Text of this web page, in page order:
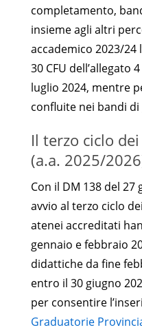
completamento,
insieme agli altri
accademico 2023/
30 CFU dell’allegato
luglio 2024, mentre
confluite nei bandi
Il terzo ciclo
(a.a. 2025/
Con il DM 138 del
avvio al terzo ciclo
atenei accreditati
gennaio e febbraio
didattiche da fine
entro il 30 giugno
per consentire
Graduatorie